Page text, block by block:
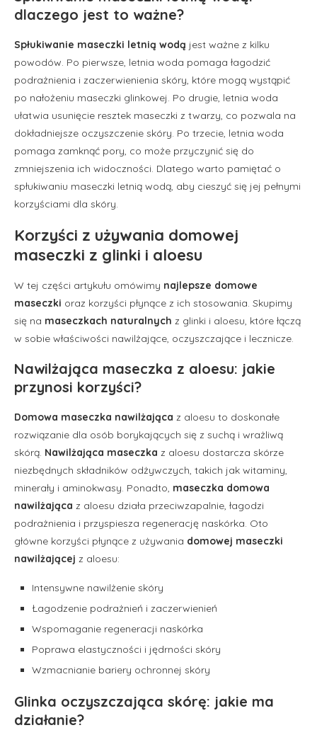
dlaczego jest to ważne?
Spłukiwanie maseczki letnią wodą jest ważne z kilku
powodów. Po pierwsze, letnia woda pomaga łagodzić
podrażnienia i zaczerwienienia skóry, które mogą wystąpić
po nałożeniu maseczki glinkowej. Po drugie, letnia woda
ułatwia usunięcie resztek maseczki z twarzy, co pozwala na
dokładniejsze oczyszczenie skóry. Po trzecie, letnia woda
pomaga zamknąć pory, co może przyczynić się do
zmniejszenia ich widoczności. Dlatego warto pamiętać o
spłukiwaniu maseczki letnią wodą, aby cieszyć się jej pełnymi
korzyściami dla skóry.
Korzyści z używania domowej
maseczki z glinki i aloesu
W tej części artykułu omówimy najlepsze domowe
maseczki oraz korzyści płynące z ich stosowania. Skupimy
się na maseczkach naturalnych z glinki i aloesu, które łączą
w sobie właściwości nawilżające, oczyszczające i lecznicze.
Nawilżająca maseczka z aloesu: jakie
przynosi korzyści?
Domowa maseczka nawilżająca z aloesu to doskonałe
rozwiązanie dla osób borykających się z suchą i wrażliwą
skórą. Nawilżająca maseczka z aloesu dostarcza skórze
niezbędnych składników odżywczych, takich jak witaminy,
minerały i aminokwasy. Ponadto, maseczka domowa
nawilżająca z aloesu działa przeciwzapalnie, łagodzi
podrażnienia i przyspiesza regenerację naskórka. Oto
główne korzyści płynące z używania domowej maseczki
nawilżającej z aloesu:
Intensywne nawilżenie skóry
Łagodzenie podrażnień i zaczerwienień
Wspomaganie regeneracji naskórka
Poprawa elastyczności i jędrności skóry
Wzmacnianie bariery ochronnej skóry
Glinka oczyszczająca skórę: jakie ma
działanie?